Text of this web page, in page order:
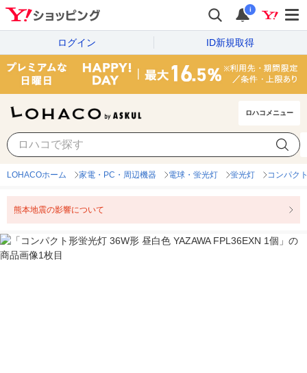
i
ログイン ID新規取得
ロハコメニュー
LOHACOホーム 家電・PC・周辺機器 電球・蛍光灯 蛍光灯 コンパク
熊本地震の影響について